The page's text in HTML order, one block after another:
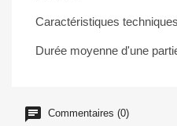
Caractéristiques
Durée moyenne d'une
Commentaires (0)